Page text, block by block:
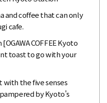
and coffee that can only
cafe.
COFFEE Kyoto
toast to go with your
with the five senses
by Kyoto's